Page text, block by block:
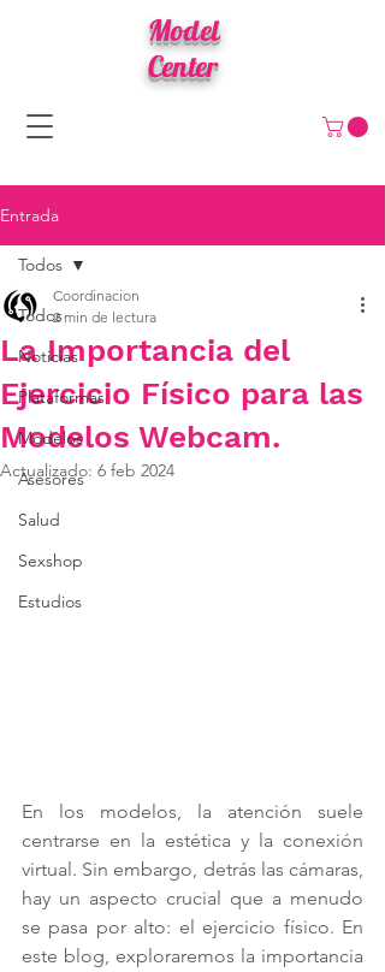
Model
Center
Entrada
Todos
Noticias
Plataformas
Modelos
Asesores
Salud
Sexshop
Estudios
Todos
La Importancia del
Ejercicio Físico para las
Modelos Webcam.
Coordinacion
2 min de lectura
Actualizado: 6 feb 2024
En los modelos, la atención suele
centrarse en la estética y la conexión
virtual. Sin embargo, detrás las cámaras,
hay un aspecto crucial que a menudo
se pasa por alto: el ejercicio físico. En
este blog, exploraremos la importancia